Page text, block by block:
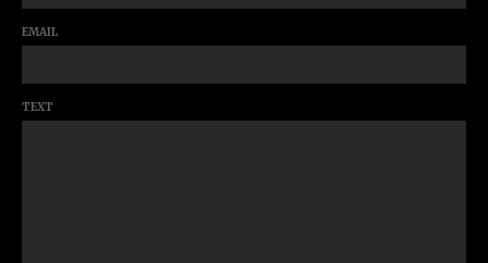
EMAIL
TEXT